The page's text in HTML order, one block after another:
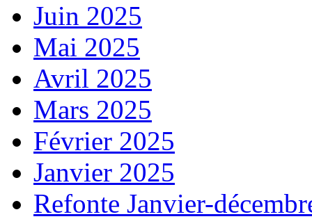
Juin 2025
Mai 2025
Avril 2025
Mars 2025
Février 2025
Janvier 2025
Refonte Janvier-